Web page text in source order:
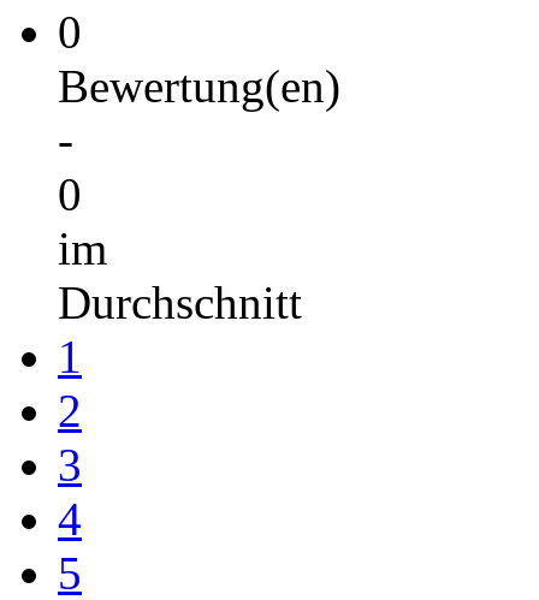
0
Bewertung(en)
-
0
im
Durchschnitt
1
2
3
4
5